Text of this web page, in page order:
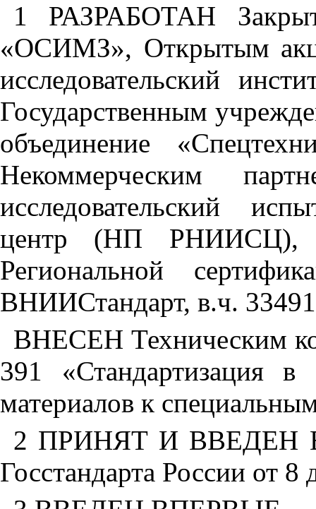
1 РАЗРАБОТАН
«ОСИМЗ», Открытым
исследовательский
Государственным
объединение
Некоммерческим
исследовательский
центр (НП РНИИСЦ),
Региональной
ВНИИСтандарт, в.ч. 33491
ВНЕСЕН Техническим
391 «Стандартизация в
материалов к
2 ПРИНЯТ И ВВЕДЕН В
Госстандарта России от